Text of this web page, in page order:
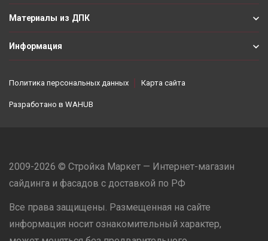
Материалы из ДПК
Информация
Политика персональных данных Карта сайта
Разработано в WAHUB
2009-2026 © Стройка Маркет — Интернет-магазин
сайдинга и фасадов с доставкой по РФ
Все права защищены. Размещенная на сайте
информация носит ознакомительный характер,